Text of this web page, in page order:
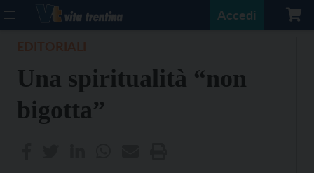
Accedi
Una spiritualità “non
bigotta”